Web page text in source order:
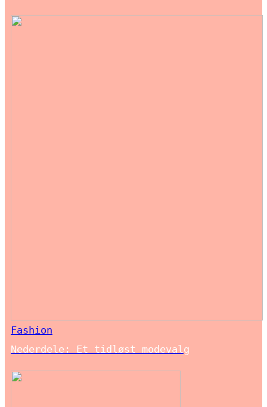
Fashion
Nederdele: Et tidløst modevalg